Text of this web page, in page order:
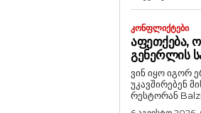
ᲙᲝᲜᲤᲚᲘᲥᲢᲔᲑᲘ
ᲐᲤᲔᲗᲥᲔᲑᲐ,
ᲒᲔᲜᲔᲠᲚᲘᲡ
ვინ იყო იგორ
უკავშირებენ
რესტორან